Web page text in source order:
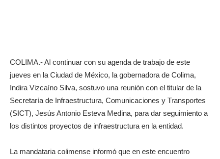
COLIMA.- Al continuar con su agenda de trabajo de este
jueves en la Ciudad de México, la gobernadora de Colima,
Indira Vizcaíno Silva, sostuvo una reunión con el titular de la
Secretaría de Infraestructura, Comunicaciones y Transportes
(SICT), Jesús Antonio Esteva Medina, para dar seguimiento a
los distintos proyectos de infraestructura en la entidad.
La mandataria colimense informó que en este encuentro